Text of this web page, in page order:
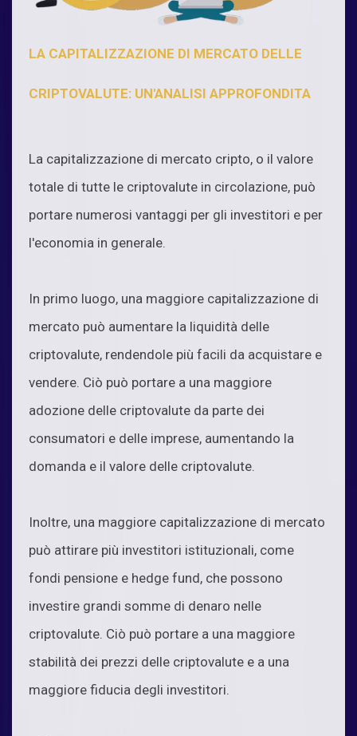
LA CAPITALIZZAZIONE DI MERCATO DELLE
CRIPTOVALUTE: UN'ANALISI APPROFONDITA
La capitalizzazione di mercato cripto, o il valore
totale di tutte le criptovalute in circolazione, può
portare numerosi vantaggi per gli investitori e per
l'economia in generale.
In primo luogo, una maggiore capitalizzazione di
mercato può aumentare la liquidità delle
criptovalute, rendendole più facili da acquistare e
vendere. Ciò può portare a una maggiore
adozione delle criptovalute da parte dei
consumatori e delle imprese, aumentando la
domanda e il valore delle criptovalute.
Inoltre, una maggiore capitalizzazione di mercato
può attirare più investitori istituzionali, come
fondi pensione e hedge fund, che possono
investire grandi somme di denaro nelle
criptovalute. Ciò può portare a una maggiore
stabilità dei prezzi delle criptovalute e a una
maggiore fiducia degli investitori.